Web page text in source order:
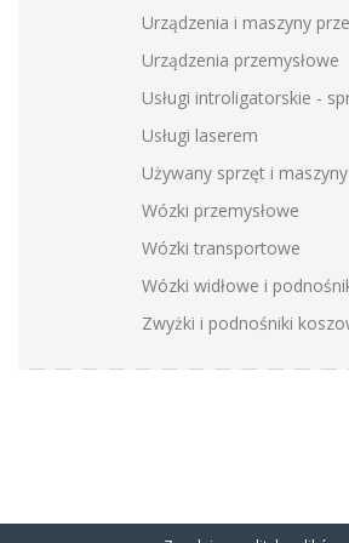
Urządzenia i maszyny
Urządzenia przemysłowe
Usługi introligatorskie -
Usługi laserem
Używany sprzęt i maszyny
Wózki przemysłowe
Wózki transportowe
Wózki widłowe i
Zwyżki i podnośniki